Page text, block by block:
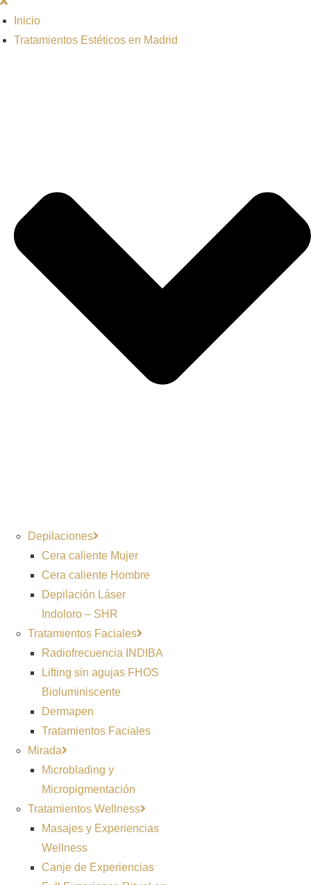
Inicio
Tratamientos Estéticos en Madrid
Depilaciones
Cera caliente Mujer
Cera caliente Hombre
Depilación Láser
Indoloro – SHR
Tratamientos Faciales
Radiofrecuencia INDIBA
Lifting sin agujas FHOS
Bioluminiscente
Dermapen
Tratamientos Faciales
Mirada
Microblading y
Micropigmentación
Tratamientos Wellness
Masajes y Experiencias
Wellness
Canje de Experiencias